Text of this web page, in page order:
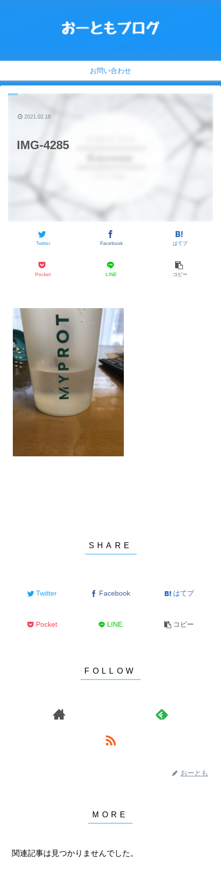
お問い合わせ
IMG-4285
Twitter Facebook はてブ
Pocket LINE コピー
2021.02.18
Twitter Facebook はてブ
Pocket LINE コピー
おーとも
関連記事は見つかりませんでした。